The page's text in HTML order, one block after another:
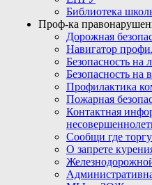
Библиотека
Проф-ка
Дорожная
Навигатор
Безопасность на
Безопасность на
Профилактика
Пожарная
Контактная
Сообщи где
О запрете